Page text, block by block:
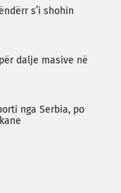
s’i shohin
dalje masive në
nga Serbia, po